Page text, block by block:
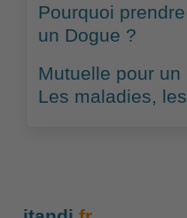
Pourquoi
un Dogue ?
Mutuelle pour
Les maladies,